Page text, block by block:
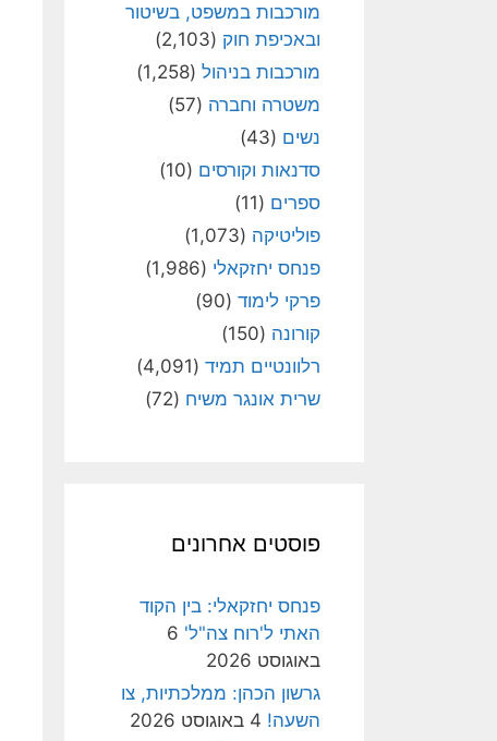
מורכבות במשפט, בשיטור
ובאכיפת חוק (2,103)
מורכבות בניהול (1,258)
משטרה וחברה (57)
נשים (43)
סדנאות וקורסים (10)
ספרים (11)
פוליטיקה (1,073)
פנחס יחזקאלי (1,986)
פרקי לימוד (90)
קורונה (150)
רלוונטיים תמיד (4,091)
שרית אונגר משיח (72)
פוסטים אחרונים
פנחס יחזקאלי: בין הקוד
האתי ל'רוח צה"ל' 6
באוגוסט 2026
גרשון הכהן: ממלכתיות, צו
השעה! 4 באוגוסט 2026